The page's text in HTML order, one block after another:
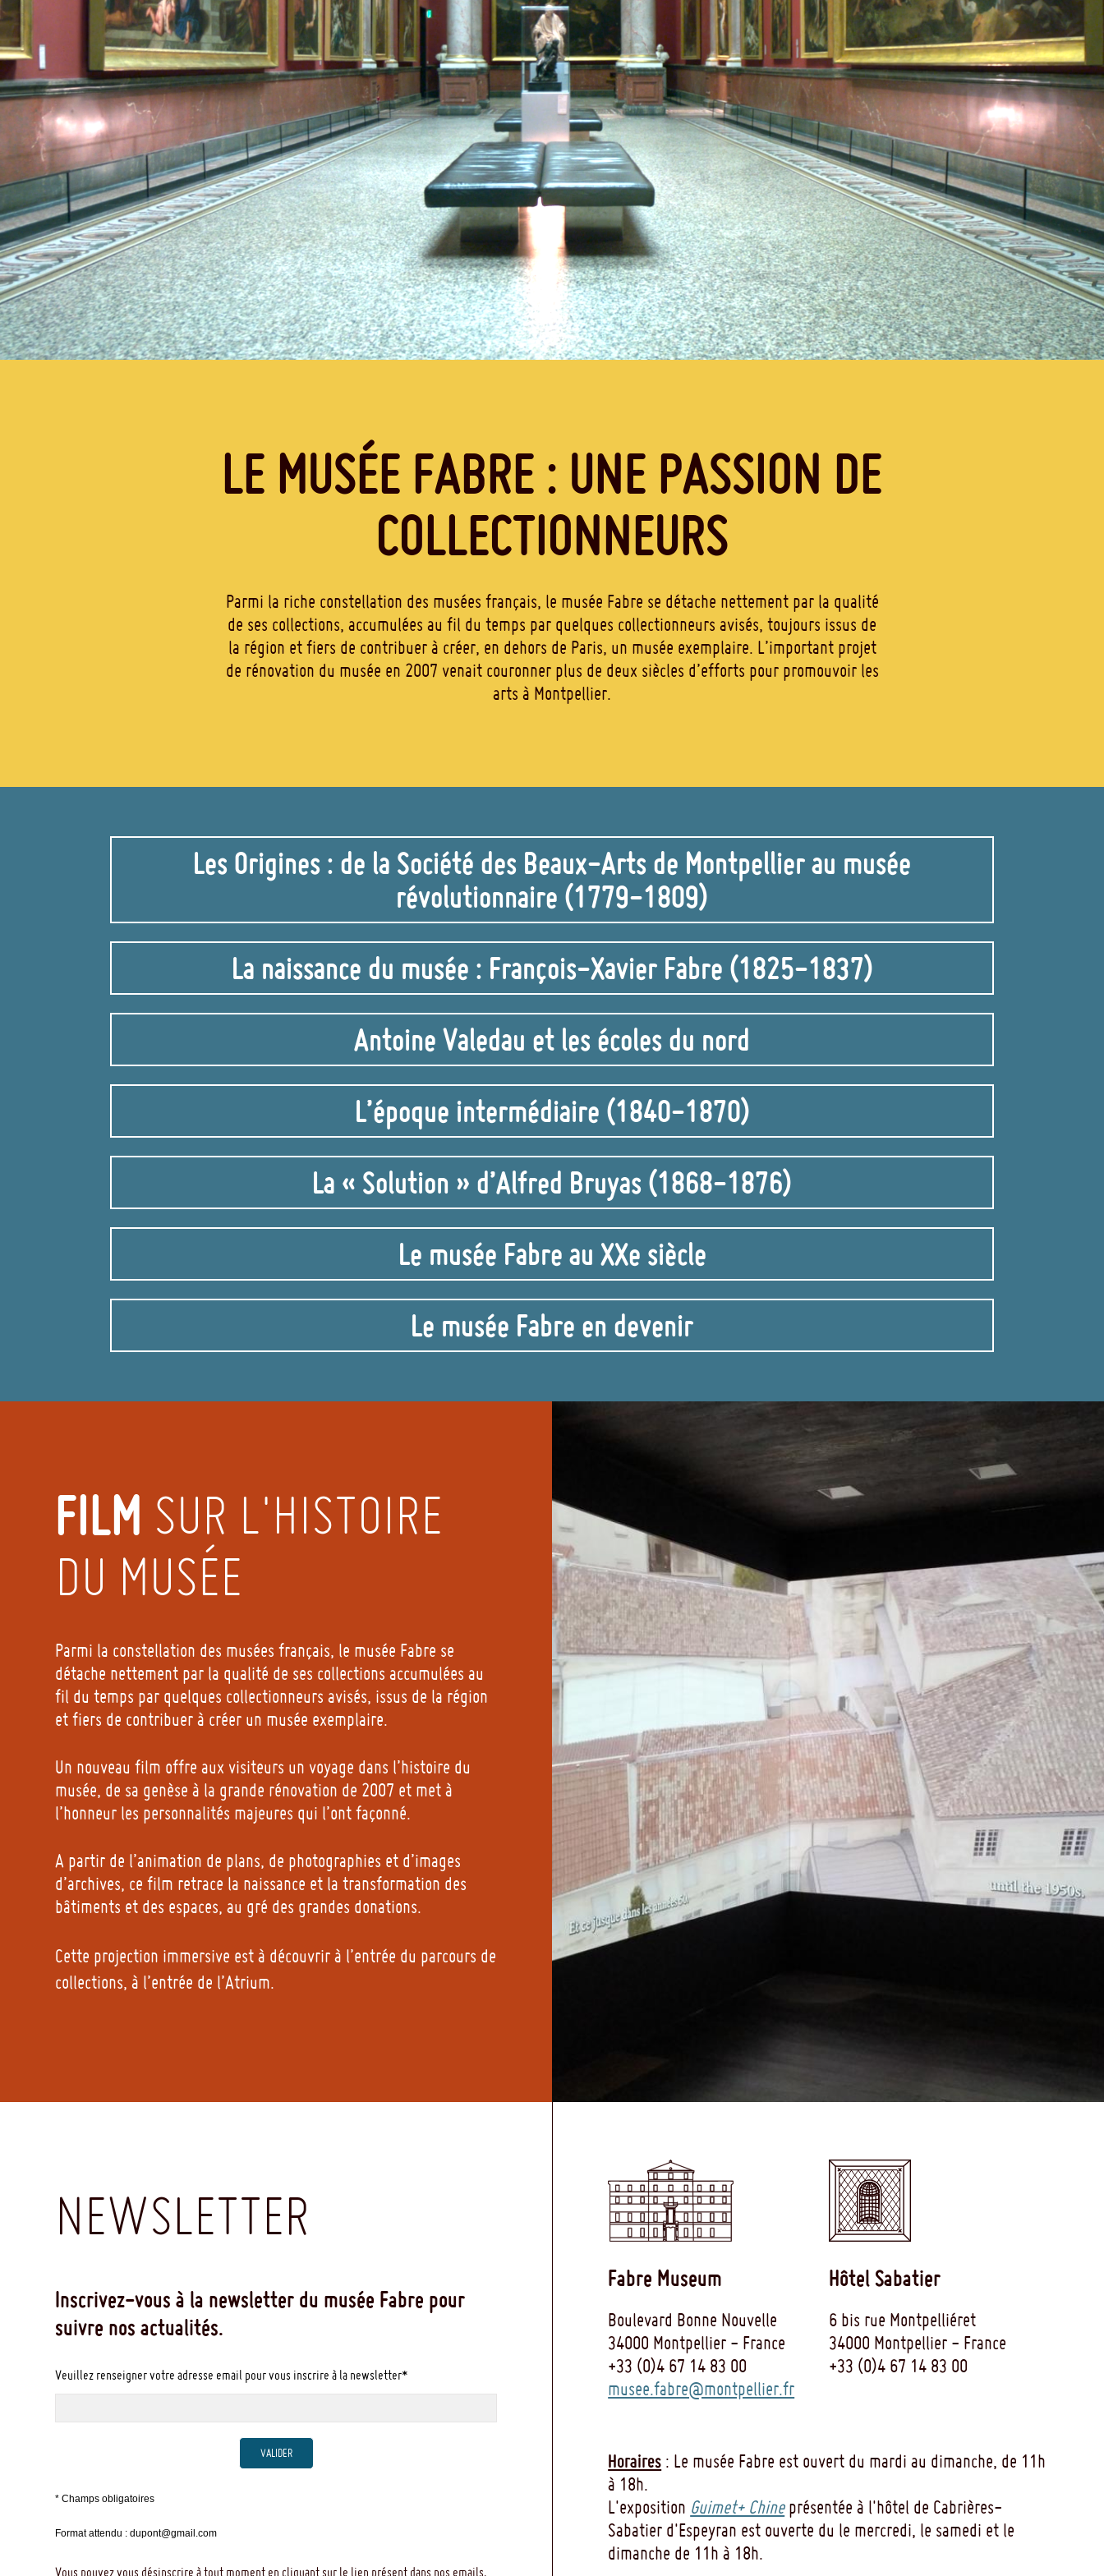
LE MUSÉE FABRE : UNE PASSION DE
COLLECTIONNEURS
Parmi la riche constellation des musées français, le musée Fabre se détache nettement par la qualité
de ses collections, accumulées au fil du temps par quelques collectionneurs avisés, toujours issus de
la région et fiers de contribuer à créer, en dehors de Paris, un musée exemplaire. L’important projet
de rénovation du musée en 2007 venait couronner plus de deux siècles d’efforts pour promouvoir les
arts à Montpellier.
Les Origines : de la Société des Beaux-Arts de Montpellier au musée
révolutionnaire (1779-1809)
La naissance du musée : François-Xavier Fabre (1825-1837)
Antoine Valedau et les écoles du nord
L’époque intermédiaire (1840-1870)
La « Solution » d’Alfred Bruyas (1868-1876)
Le musée Fabre au XXe siècle
Le musée Fabre en devenir
FILM SUR L'HISTOIRE
DU MUSÉE
Parmi la constellation des musées français, le musée Fabre se
détache nettement par la qualité de ses collections accumulées au
fil du temps par quelques collectionneurs avisés, issus de la région
et fiers de contribuer à créer un musée exemplaire.
Un nouveau film offre aux visiteurs un voyage dans l’histoire du
musée, de sa genèse à la grande rénovation de 2007 et met à
l’honneur les personnalités majeures qui l’ont façonné.
A partir de l’animation de plans, de photographies et d’images
d’archives, ce film retrace la naissance et la transformation des
bâtiments et des espaces, au gré des grandes donations.
Cette projection immersive est à découvrir à l’entrée du parcours de
collections, à l’entrée de l’Atrium.
NEWSLETTER
Inscrivez-vous à la newsletter du musée Fabre pour
suivre nos actualités.
Veuillez renseigner votre adresse email pour vous inscrire à la newsletter*
VALIDER
* Champs obligatoires
Format attendu : dupont@gmail.com
Vous pouvez vous désinscrire à tout moment en cliquant sur le lien présent dans nos emails.
Fabre Museum
Boulevard Bonne Nouvelle
34000 Montpellier - France
+33 (0)4 67 14 83 00
musee.fabre@montpellier.fr
Hôtel Sabatier
6 bis rue Montpelliéret
34000 Montpellier - France
+33 (0)4 67 14 83 00
Horaires : Le musée Fabre est ouvert du mardi au dimanche, de 11h
à 18h.
L'exposition Guimet+ Chineprésentée à l'hôtel de Cabrières-
Sabatier d'Espeyran est ouverte du le mercredi, le samedi et le
dimanche de 11h à 18h.